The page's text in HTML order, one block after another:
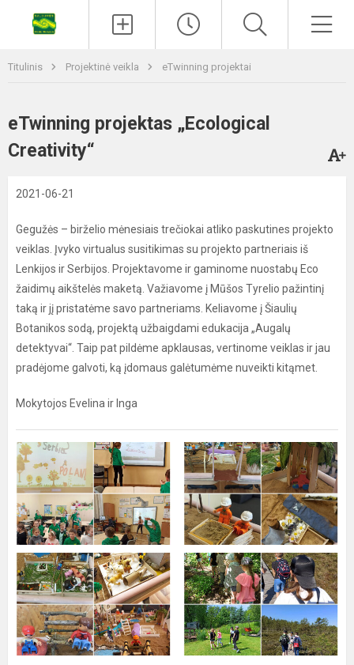
Titulinis Projektinė veikla eTwinning projektai
eTwinning projektas „Ecological
Creativity“
2021-06-21
Gegužės – birželio mėnesiais trečiokai atliko paskutines projekto
veiklas. Įvyko virtualus susitikimas su projekto partneriais iš
Lenkijos ir Serbijos. Projektavome ir gaminome nuostabų Eco
žaidimų aikštelės maketą. Važiavome į Mūšos Tyrelio pažintinį
taką ir jį pristatėme savo partneriams. Keliavome į Šiaulių
Botanikos sodą, projektą užbaigdami edukacija „Augalų
detektyvai“. Taip pat pildėme apklausas, vertinome veiklas ir jau
pradėjome galvoti, ką įdomaus galėtumėme nuveikti kitąmet.
Mokytojos Evelina ir Inga